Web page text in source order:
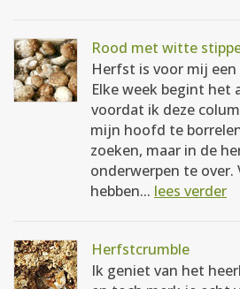
Rood met witte
Herfst is voor mij
Elke week begint het
voordat ik deze
mijn hoofd te
zoeken, maar in de
onderwerpen te over.
hebben... lees verder
Herfstcrumble
Ik geniet van het